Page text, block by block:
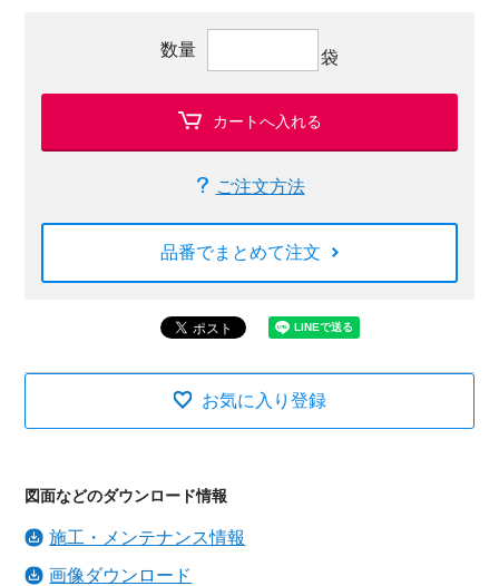
数量 袋
カートへ入れる
ご注文方法
品番でまとめて注文
お気に入り登録
図面などのダウンロード情報
施工・メンテナンス情報
画像ダウンロード